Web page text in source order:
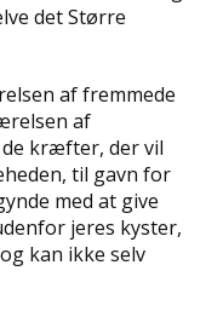
det Større
af fremmede
af
de kræfter, der vil
til gavn for
med at give
jeres kyster,
kan ikke selv